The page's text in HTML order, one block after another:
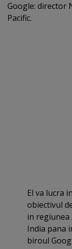
Google: director
Pacific.
El va lucra
obiectivul
in regiunea
India pana
biroul